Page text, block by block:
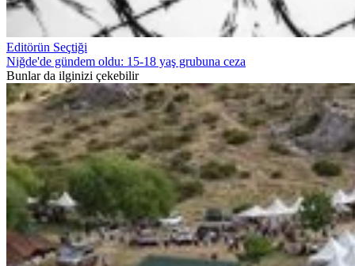
Editörün Seçtiği
Niğde'de gündem oldu: 15-18 yaş grubuna ceza
Bunlar da ilginizi çekebilir